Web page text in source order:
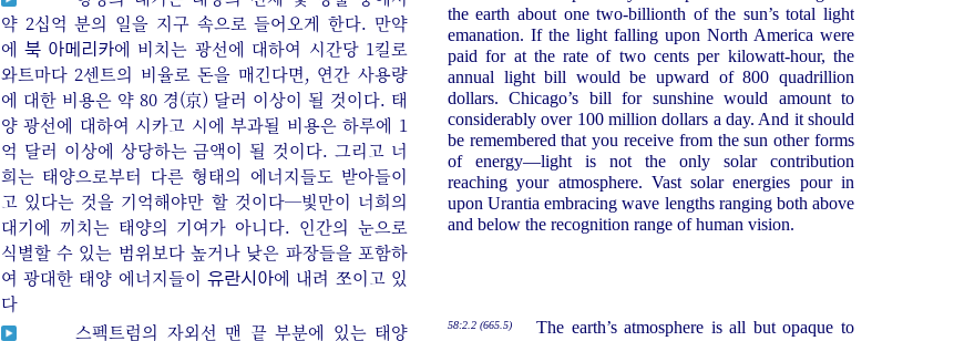
약 2십억 분의 일을 지구 속으로 들어오게 한다. 만약
에북 아메리카에 비치는 광선에 대하여 시간당 1킬로
와트마다 2센트의 비율로 돈을 매긴다면, 연간 사용량
에 대한 비용은 약 80 경(京) 달러 이상이 될 것이다. 태
양 광선에 대하여 시카고 시에 부과될 비용은 하루에 1
억 달러 이상에 상당하는 금액이 될 것이다. 그리고 너
희는 태양으로부터 다른 형태의 에너지들도 받아들이
고 있다는 것을 기억해야만 할 것이다─빛만이 너희의
대기에 끼치는 태양의 기여가 아니다. 인간의 눈으로
식별할 수 있는 범위보다 높거나 낮은 파장들을 포함하
여 광대한 태양 에너지들이유란시아에 내려 쪼이고 있
다
the earth about one two-billionth of the sun’s total light
emanation. If the light falling upon North America were
paid for at the rate of two cents per kilowatt-hour, the
annual light bill would be upward of 800 quadrillion
dollars. Chicago’s bill for sunshine would amount to
considerably over 100 million dollars a day. And it should
be remembered that you receive from the sun other forms
of energy—light is not the only solar contribution
reaching your atmosphere. Vast solar energies pour in
upon Urantia embracing wave lengths ranging both above
and below the recognition range of human vision.
스펙트럼의 자외선 맨 끝 부분에 있는 태양
58:2.2 (665.5)
The earth’s atmosphere is all but opaque to